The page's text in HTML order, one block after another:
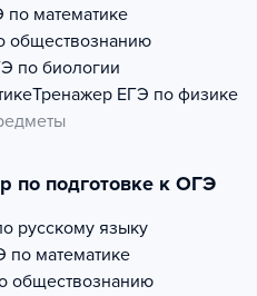
по математике
обществознанию
по биологии
Тренажер ЕГЭ по физике
по подготовке к ОГЭ
русскому языку
по математике
обществознанию